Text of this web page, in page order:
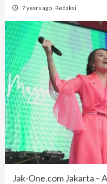
7 years ago Redaksi
Jak-One.com Jakarta –